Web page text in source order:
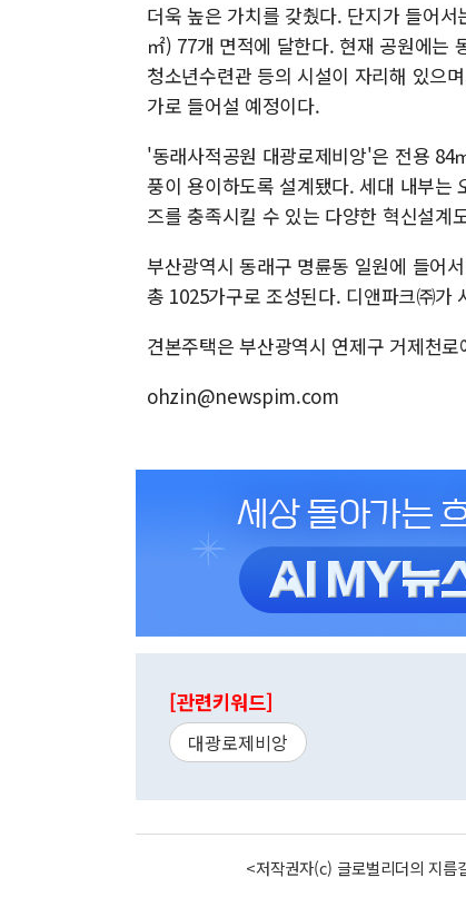
더욱 높은 가치를 갖췄다. 단지가 들어
㎡) 77개 면적에 달한다. 현재 공원에는
청소년수련관 등의 시설이 자리해 있으
가로 들어설 예정이다.
'동래사적공원 대광로제비앙'은 전용 84
풍이 용이하도록 설계됐다. 세대 내부는
즈를 충족시킬 수 있는 다양한 혁신설계
부산광역시 동래구 명륜동 일원에 들어
총 1025가구로 조성된다. 디앤파크㈜가
견본주택은 부산광역시 연제구 거제천
ohzin@newspim.com
[관련키워드]
대광로제비앙
<저작권자(c) 글로벌리더의 지